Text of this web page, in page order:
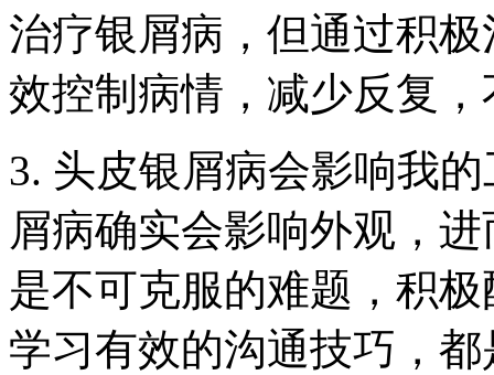
治疗银屑病，但通过积
效控制病情，减少反复
3. 头皮银屑病会影响我
屑病确实会影响外观，
是不可克服的难题，积
学习有效的沟通技巧，